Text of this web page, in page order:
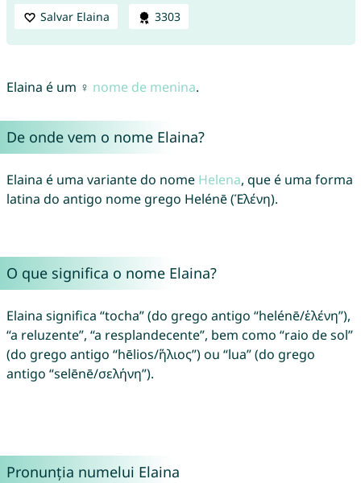
Salvar Elaina 3303
Elaina é um ♀ nome de menina.
De onde vem o nome Elaina?
Elaina é uma variante do nome Helena, que é uma forma
latina do antigo nome grego Helénē (Ἑλένη).
O que significa o nome Elaina?
Elaina significa “tocha” (do grego antigo “helénē/ἑλένη”),
“a reluzente”, “a resplandecente”, bem como “raio de sol”
(do grego antigo “hēlios/ἥλιος”) ou “lua” (do grego
antigo “selēnē/σελήνη”).
Pronunția numelui Elaina